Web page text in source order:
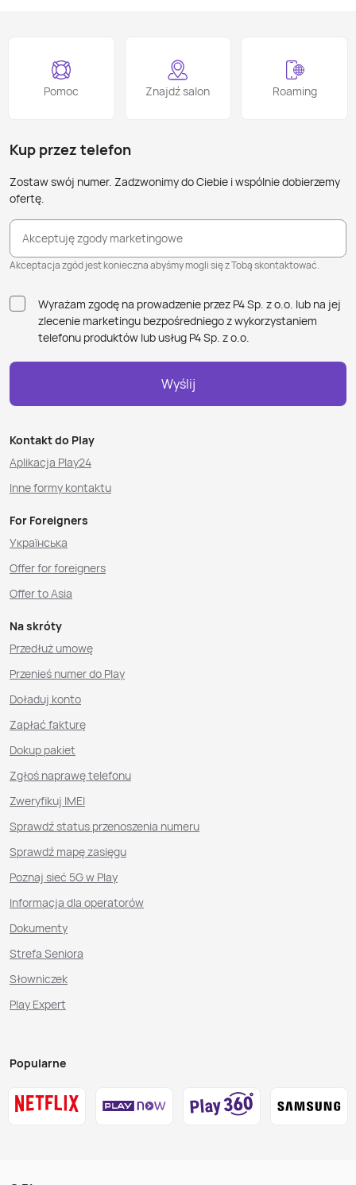
Pomoc Znajdź salon Roaming
Kup przez telefon
Zostaw swój numer. Zadzwonimy do Ciebie i wspólnie dobierzemy
ofertę.
Akceptuję zgody marketingowe
Akceptacja zgód jest konieczna abyśmy mogli się z Tobą skontaktować.
Wyrażam zgodę na prowadzenie przez P4 Sp. z o.o. lub na jej
zlecenie marketingu bezpośredniego z wykorzystaniem
telefonu produktów lub usług P4 Sp. z o.o.
Wyślij
Kontakt do Play
Aplikacja Play24
Inne formy kontaktu
For Foreigners
Українська
Offer for foreigners
Offer to Asia
Na skróty
Przedłuż umowę
Przenieś numer do Play
Doładuj konto
Zapłać fakturę
Dokup pakiet
Zgłoś naprawę telefonu
Zweryfikuj IMEI
Sprawdź status przenoszenia numeru
Sprawdź mapę zasięgu
Poznaj sieć 5G w Play
Informacja dla operatorów
Dokumenty
Strefa Seniora
Słowniczek
Play Expert
Popularne